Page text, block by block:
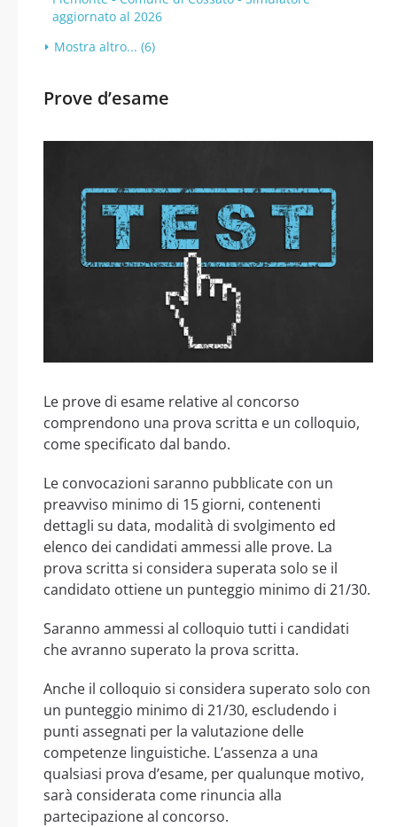
aggiornato al 2026
Mostra altro... (6)
Prove d’esame
Le prove di esame relative al concorso
comprendono una prova scritta e un colloquio,
come specificato dal bando.
Le convocazioni saranno pubblicate con un
preavviso minimo di 15 giorni, contenenti
dettagli su data, modalità di svolgimento ed
elenco dei candidati ammessi alle prove. La
prova scritta si considera superata solo se il
candidato ottiene un punteggio minimo di 21/30.
Saranno ammessi al colloquio tutti i candidati
che avranno superato la prova scritta.
Anche il colloquio si considera superato solo con
un punteggio minimo di 21/30, escludendo i
punti assegnati per la valutazione delle
competenze linguistiche. L’assenza a una
qualsiasi prova d’esame, per qualunque motivo,
sarà considerata come rinuncia alla
partecipazione al concorso.